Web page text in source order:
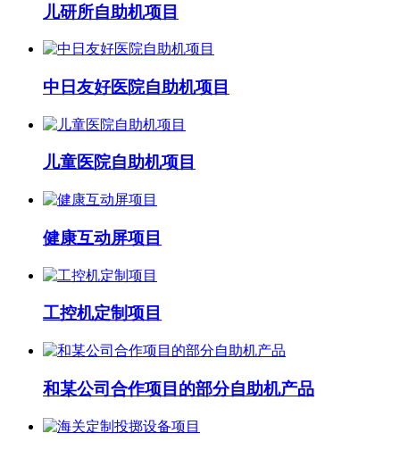
儿研所自助机项目
中日友好医院自助机项目
儿童医院自助机项目
健康互动屏项目
工控机定制项目
和某公司合作项目的部分自助机产品